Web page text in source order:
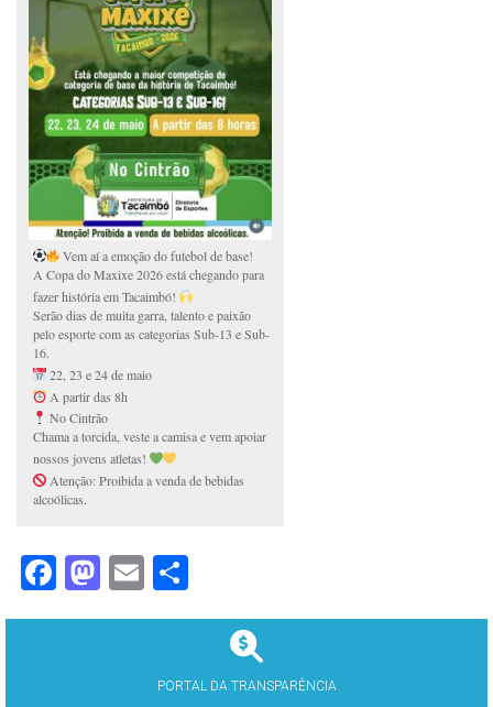
Vem aí a emoção do futebol de base!
A Copa do Maxixe 2026 está chegando para
fazer história em Tacaimbó!
Serão dias de muita garra, talento e paixão
pelo esporte com as categorias Sub-13 e Sub-
16.
22, 23 e 24 de maio
A partir das 8h
No Cintrão
Chama a torcida, veste a camisa e vem apoiar
nossos jovens atletas!
Atenção: Proibida a venda de bebidas
alcoólicas.
Facebook
Mastodon
Email
PORTAL DA TRANSPARÊNCIA